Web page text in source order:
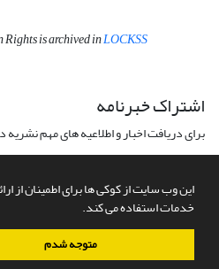
این وب سایت از کوکی ها برای اطمینان از
خدمات استفاده می کند.
متوجه شدم
is archived inLOCKSS
اشتراک خبرنامه
برای دریافت اخبار و اطلاعیه های مهم
سامانه مدیریت نشریات علمی.طراحی و